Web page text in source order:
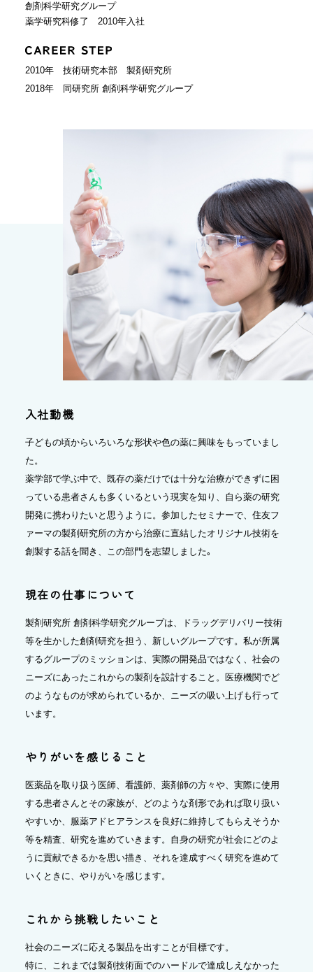
創剤科学研究グループ
薬学研究科修了 2010年入社
2010年 技術研究本部 製剤研究所
2018年 同研究所 創剤科学研究グループ
入社動機
子どもの頃からいろいろな形状や色の薬に興味をもっていまし
た。
薬学部で学ぶ中で、既存の薬だけでは十分な治療ができずに困
っている患者さんも多くいるという現実を知り、自ら薬の研究
開発に携わりたいと思うように。参加したセミナーで、住友フ
ァーマの製剤研究所の方から治療に直結したオリジナル技術を
創製する話を聞き、この部門を志望しました｡
現在の仕事について
製剤研究所 創剤科学研究グループは、ドラッグデリバリー技術
等を生かした創剤研究を担う、新しいグループです。私が所属
するグループのミッションは、実際の開発品ではなく、社会の
ニーズにあったこれからの製剤を設計すること。医療機関でど
のようなものが求められているか、ニーズの吸い上げも行って
います。
やりがいを感じること
医薬品を取り扱う医師、看護師、薬剤師の方々や、実際に使用
する患者さんとその家族が、どのような剤形であれば取り扱い
やすいか、服薬アドヒアランスを良好に維持してもらえそうか
等を精査、研究を進めていきます。自身の研究が社会にどのよ
うに貢献できるかを思い描き、それを達成すべく研究を進めて
いくときに、やりがいを感じます。
これから挑戦したいこと
社会のニーズに応える製品を出すことが目標です。
特に、これまでは製剤技術面でのハードルで達成しえなかった